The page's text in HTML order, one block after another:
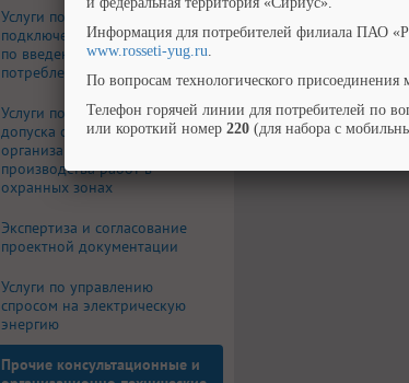
Услуги по отключению-
подключению потребителей,
по введению ограничения
потребления электроэнергии
Услуги по предоставлению
допуска сторонних
организаций для
производства работ в
охранных зонах
Экспертиза и согласование
проектной документации
Услуги по управлению
спросом на электрическую
энергию
Прочие консультационные и
Информация для потребителей филиала ПАО
www.rosseti-yug.ru.
По вопросам технологического
Телефон горячей линии для потребителей по
или короткий номер 220 (для набора с